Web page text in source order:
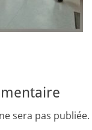
sera pas publiée.